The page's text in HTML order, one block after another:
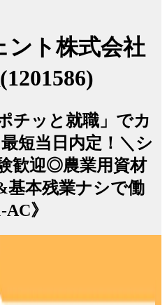
ント株式会社
チッと就職」でカ
短当日内定！＼シ
歓迎◎農業用資材
基本残業ナシで働
》